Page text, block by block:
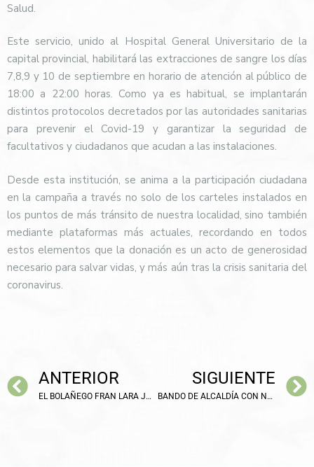
Salud.
Este servicio, unido al Hospital General Universitario de la
capital provincial, habilitará las extracciones de sangre los días
7,8,9 y 10 de septiembre en horario de atención al público de
18:00 a 22:00 horas. Como ya es habitual, se implantarán
distintos protocolos decretados por las autoridades sanitarias
para prevenir el Covid-19 y garantizar la seguridad de
facultativos y ciudadanos que acudan a las instalaciones.
Desde esta institución, se anima a la participación ciudadana
en la campaña a través no solo de los carteles instalados en
los puntos de más tránsito de nuestra localidad, sino también
mediante plataformas más actuales, recordando en todos
estos elementos que la donación es un acto de generosidad
necesario para salvar vidas, y más aún tras la crisis sanitaria del
coronavirus.
ANTERIOR
EL BOLAÑEGO FRAN LARA JUGARÁ EN EL EQUIPO AMIAB ALBACETE
SIGUIENTE
BANDO DE ALCALDÍA CON NUEVAS MEDIDAS DE PREVENCIÓN DEL COVID